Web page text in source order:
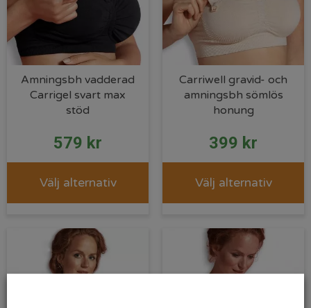
Amningsbh vadderad
Carrigel svart max
stöd
579 kr
Välj alternativ
Carriwell gravid- och
amningsbh sömlös
honung
399 kr
Välj alternativ